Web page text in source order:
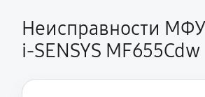
Неисправности
i‑SENSYS MF655Cdw